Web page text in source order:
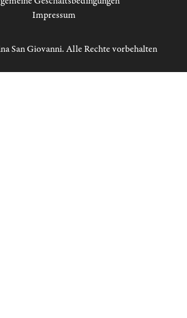
Impressum
San Giovanni. Alle Rechte vorbehalten